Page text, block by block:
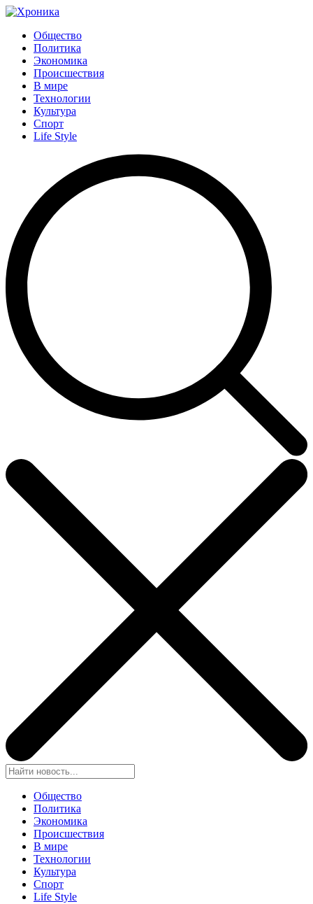
Общество
Политика
Экономика
Происшествия
В мире
Технологии
Культура
Спорт
Life Style
Общество
Политика
Экономика
Происшествия
В мире
Технологии
Культура
Спорт
Life Style